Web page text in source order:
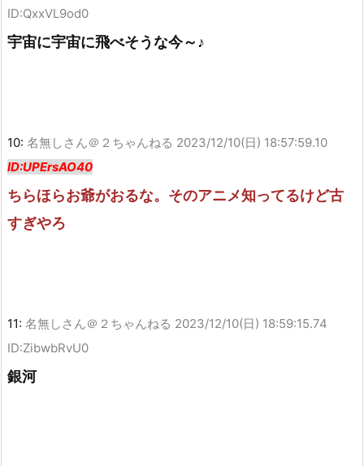
ID:QxxVL9od0
宇宙に宇宙に飛べそうな今～♪
10: 名無しさん＠２ちゃんねる 2023/12/10(日) 18:57:59.10
ID:UPErsAO40
ちらほらお爺がおるな。そのアニメ知ってるけど古
すぎやろ
11: 名無しさん＠２ちゃんねる 2023/12/10(日) 18:59:15.74
ID:ZibwbRvU0
銀河